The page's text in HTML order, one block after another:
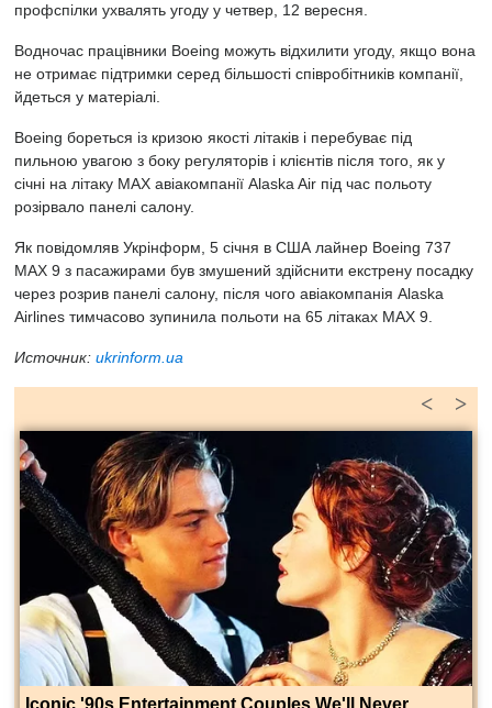
профспілки ухвалять угоду у четвер, 12 вересня.
Водночас працівники Boeing можуть відхилити угоду, якщо вона
не отримає підтримки серед більшості співробітників компанії,
йдеться у матеріалі.
Boeing бореться із кризою якості літаків і перебуває під
пильною увагою з боку регуляторів і клієнтів після того, як у
січні на літаку MAX авіакомпанії Alaska Air під час польоту
розірвало панелі салону.
Як повідомляв Укрінформ, 5 січня в США лайнер Boeing 737
MAX 9 з пасажирами був змушений здійснити екстрену посадку
через розрив панелі салону, після чого авіакомпанія Alaska
Airlines тимчасово зупинила польоти на 65 літаках MAX 9.
Источник: ukrinform.ua
>
<
Iconic '90s Entertainment Couples We'll Never